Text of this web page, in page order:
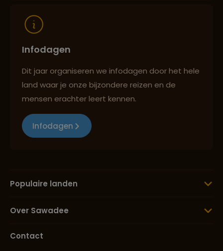
Infodagen
Dit jaar organiseren we infodagen door het hele
land waar je onze bijzondere reizen en de
mensen erachter leert kennen.
Infodagen
Populaire landen
Over Sawadee
Contact